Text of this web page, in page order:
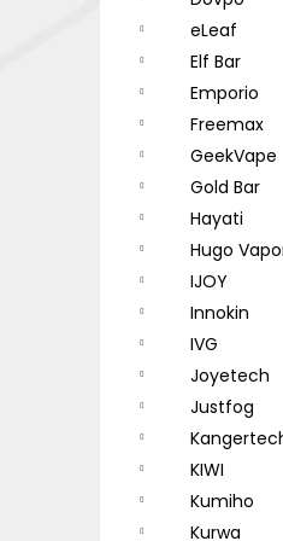
eLeaf
Elf Bar
Emporio
Freemax
GeekVape
Gold Bar
Hayati
Hugo
IJOY
Innokin
IVG
Joyetech
Justfog
KIWI
Kumiho
Kurwa
DEKANG DESERT
155 Kč
Původně: 195 Kč